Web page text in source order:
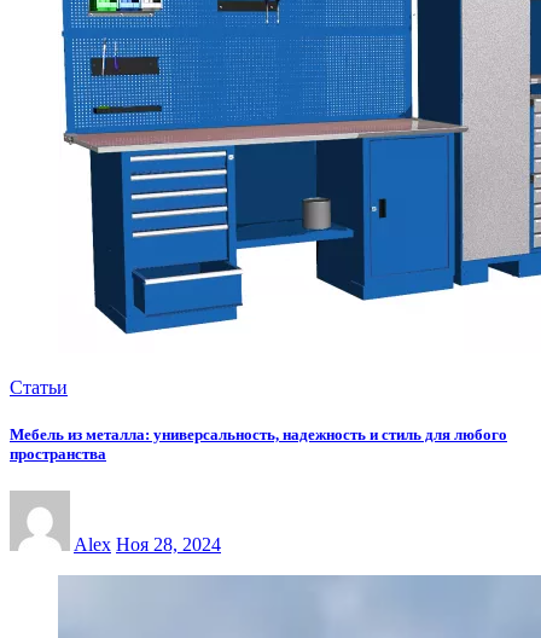
Статьи
Мебель из металла: универсальность, надежность и стиль для любого
пространства
Alex Ноя 28, 2024